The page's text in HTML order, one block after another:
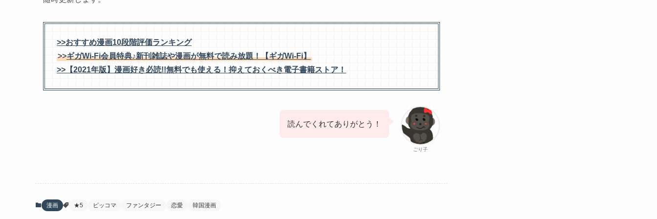
>>おすすめ漫画10段階評価ランキング
>>ギガWi-Fi会員特典♪新刊雑誌や漫画が無料で読み放題！【ギガWi-Fi】
>>【2021年版】漫画好き必読!!無料でも使える！抑えておくべき電子書籍ストア！
ごり子
読んでくれてありがとう！
漫画 ★5 ピッコマ ファンタジー 恋愛 韓国漫画